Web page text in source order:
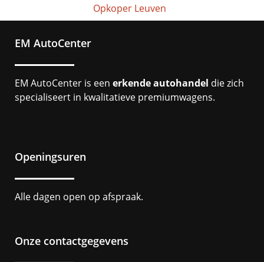
Opkoper Leuven
EM AutoCenter
EM AutoCenter is een erkende autohandel die zich
specialiseert in kwalitatieve premiumwagens.
Openingsuren
Alle dagen open op afspraak.
Onze contactgegevens